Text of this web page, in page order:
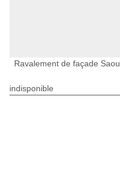
Ravalement de façade Saou
indisponible